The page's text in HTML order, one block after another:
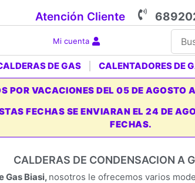
Atención Cliente
Mi cuenta
DE GAS CALENTADORES DE
POR VACACIONES DEL 05 DE AGOSTO
FECHAS SE ENVIARAN EL 24 DE
FECHAS.
CALDERAS DE CONDENSACION A
Gas Biasi, nosotros le ofrecemos varios